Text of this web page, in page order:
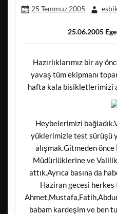
25 Temmuz 2005
25.06.2005
Hazırlıklarımız bir ay
yavaş tüm ekipmanı
hafta kala bisikletlerimizi
Heybelerimizi
yüklerimizle test sürüşü
alışmak.Gitmeden
Müdürlüklerine ve
attık.Ayrıca basına da
Haziran gecesi
babam kardeşim ve ben